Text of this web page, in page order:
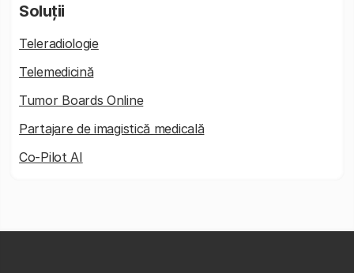
Soluții
Teleradiologie
Telemedicină
Tumor Boards Online
Partajare de imagistică medicală
Co-Pilot AI